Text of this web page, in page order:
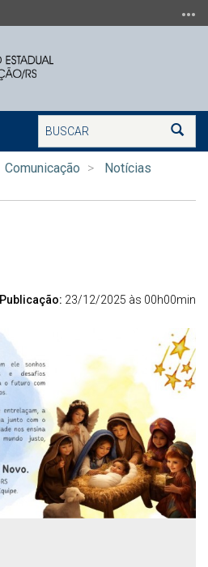
Buscar
Comunicação
Notícias
Publicação: 23/12/2025 às 00h00min